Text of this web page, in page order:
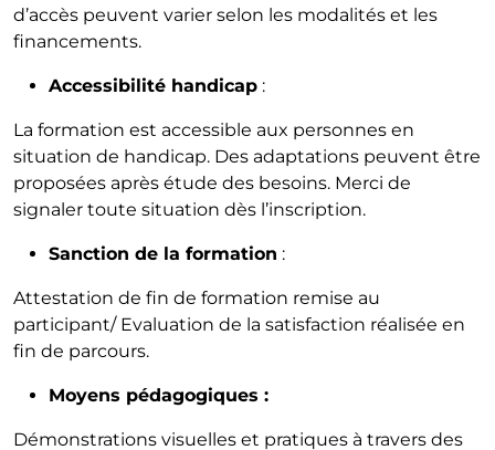
d’accès peuvent varier selon les modalités et les
financements.
Accessibilité handicap :
La formation est accessible aux personnes en
situation de handicap. Des adaptations peuvent être
proposées après étude des besoins. Merci de
signaler toute situation dès l’inscription.
Sanction de la formation :
Attestation de fin de formation remise au
participant/ Evaluation de la satisfaction réalisée en
fin de parcours.
Moyens pédagogiques :
Démonstrations visuelles et pratiques à travers des